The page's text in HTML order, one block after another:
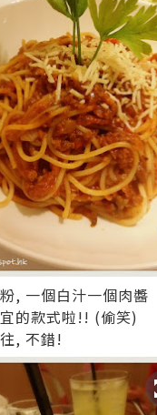
, 一個白汁一個肉醬
的款式啦!! (偷笑)
, 不錯!